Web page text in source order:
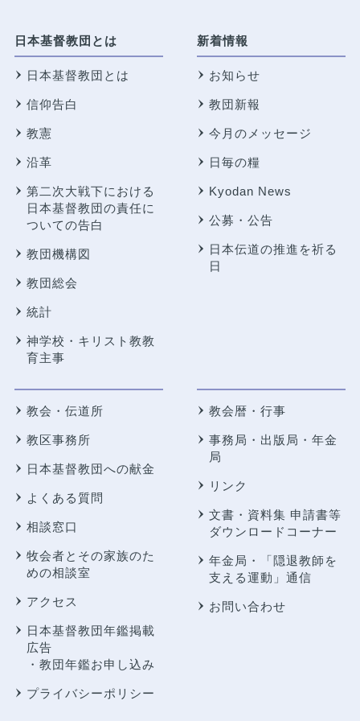
日本基督教団とは
日本基督教団とは
信仰告白
教憲
沿革
第二次大戦下における
日本基督教団の責任に
ついての告白
教団機構図
教団総会
統計
神学校・キリスト教教
育主事
新着情報
お知らせ
教団新報
今月のメッセージ
日毎の糧
Kyodan News
公募・公告
日本伝道の推進を祈る
日
教会・伝道所
教区事務所
日本基督教団への献金
よくある質問
相談窓口
牧会者とその家族のた
めの相談室
アクセス
日本基督教団年鑑掲載
広告
・教団年鑑お申し込み
プライバシーポリシー
教会暦・行事
事務局・出版局・年金
局
リンク
文書・資料集 申請書等
ダウンロードコーナー
年金局・
「隠退教師を
支える運動」通信
お問い合わせ